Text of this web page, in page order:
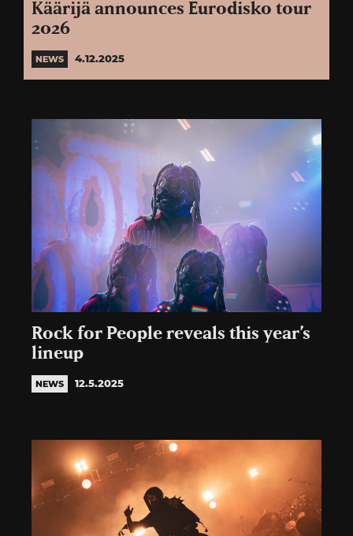
Käärijä announces Eurodisko tour
2026
NEWS 4.12.2025
Rock for People reveals this year’s
lineup
NEWS 12.5.2025